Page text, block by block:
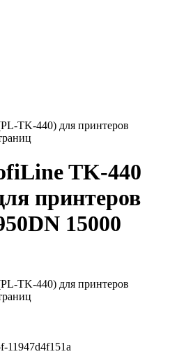
TK-440) для принтеров
TK-440
принтеров
15000
TK-440) для принтеров
11947d4f151a